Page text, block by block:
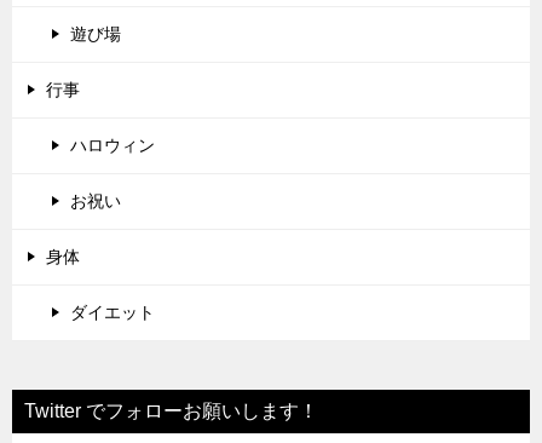
遊び場
行事
ハロウィン
お祝い
身体
ダイエット
Twitter でフォローお願いします！